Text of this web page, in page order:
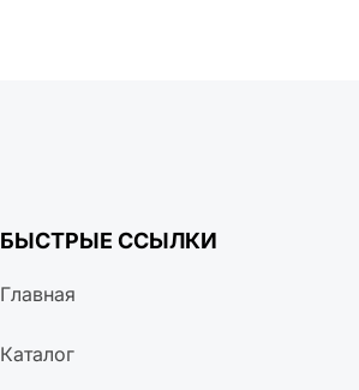
БЫСТРЫЕ ССЫЛКИ
Главная
Каталог